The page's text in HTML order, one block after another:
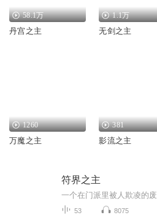
58.1万
丹宫之主
1.1万
无剑之主
1260
万魔之主
381
影流之主
符界之主
53 8075